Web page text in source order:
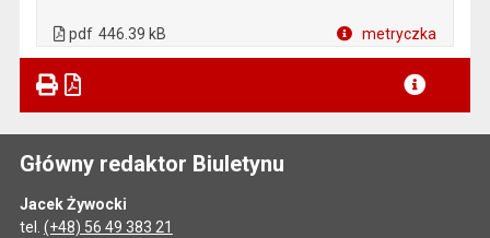
pdf 446.39 kB metryczka
Główny redaktor Biuletynu
Jacek Żywocki
tel. (+48) 56 49 383 21